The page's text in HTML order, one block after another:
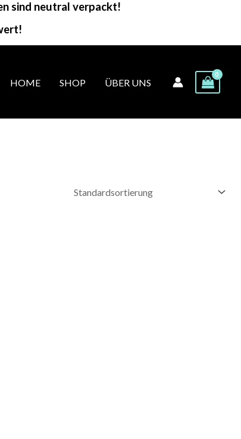
sind neutral verpackt!
HOME SHOP ÜBER UNS